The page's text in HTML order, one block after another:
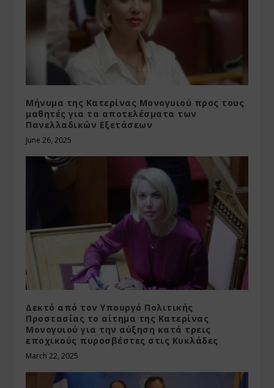
Μήνυμα της Κατερίνας Μονογυιού προς τους
μαθητές για τα αποτελέσματα των
Πανελλαδικών Εξετάσεων
June 26, 2025
Δεκτό από τον Υπουργό Πολιτικής
Προστασίας το αίτημα της Κατερίνας
Μονογυιού για την αύξηση κατά τρεις
εποχικούς πυροσβέστες στις Κυκλάδες
March 22, 2025